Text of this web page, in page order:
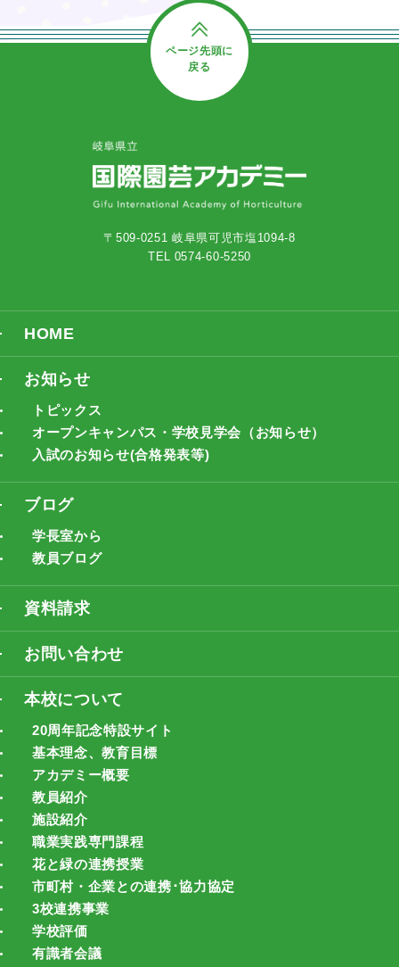
ページ先頭に
戻る
〒509-0251 岐阜県可児市塩1094-8
TEL 0574-60-5250
HOME
お知らせ
トピックス
オープンキャンパス・学校見学会（お知らせ）
入試のお知らせ(合格発表等)
ブログ
学長室から
教員ブログ
資料請求
お問い合わせ
本校について
20周年記念特設サイト
基本理念、教育目標
アカデミー概要
教員紹介
施設紹介
職業実践専門課程
花と緑の連携授業
市町村・企業との連携･協力協定
3校連携事業
学校評価
有識者会議